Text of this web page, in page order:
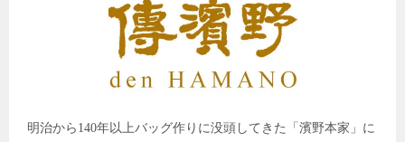
明治から140年以上バッグ作りに没頭してきた「濱野本家」に